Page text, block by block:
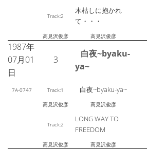
Track:2
木枯しに抱かれ
て・・・
高見沢俊彦 高見沢俊彦
1987年
07月01
日
3
白夜~byaku-
ya~
7A-0747 Track:1 白夜~byaku-ya~
高見沢俊彦 高見沢俊彦
Track:2
LONG WAY TO
FREEDOM
高見沢俊彦 高見沢俊彦